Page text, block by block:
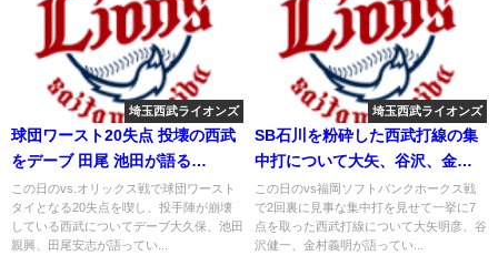
埼玉西武ライオンズ
球団ワースト20失点 投壊の西武
をデーブ 田尾 池田が語る
2019.8.15
この日のvs.オリックス戦で球団ワースト
タイとなる20失点を喫し、投手陣が崩壊
している西武についてデーブ大久保、池田
親興、田尾安志が語ってい...
埼玉西武ライオンズ
SB石川を粉砕した西武打線の集
中打について大矢、谷沢、金村
が語る 2018年8月2日
この日のvs福岡ソフトバンクホークス戦
で2回裏に見事な集中打を見せて一挙に7
点を取った西武打線について大矢明彦、谷
沢健一、金村義明が語ってい...